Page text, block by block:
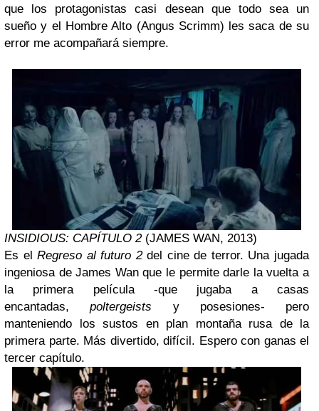
que los protagonistas casi desean que todo sea un
sueño y el Hombre Alto (Angus Scrimm) les saca de su
error me acompañará siempre.
INSIDIOUS: CAPÍTULO 2(JAMES WAN, 2013)
Es elRegreso al futuro 2del cine de terror. Una jugada
ingeniosa de James Wan que le permite darle la vuelta a
la primera película -que jugaba a casas
encantadas,poltergeists y posesiones- pero
manteniendo los sustos en plan montaña rusa de la
primera parte. Más divertido, difícil. Espero con ganas el
tercer capítulo.